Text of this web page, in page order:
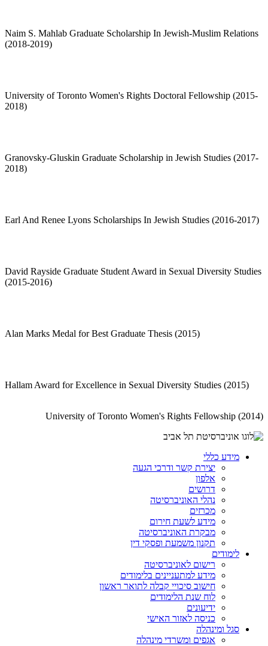
Naim S. Mahlab Graduate Scholarship In Jewish-Muslim Relations
(2018-2019)
University of Toronto Women's Rights Doctoral Fellowship (2015-
2018)
Granovsky-Gluskin Graduate Scholarship in Jewish Studies (2017-
2018)
Earl And Renee Lyons Scholarships In Jewish Studies (2016-2017)
David Rayside Graduate Student Award in Sexual Diversity Studies
(2015-2016)
Alan Marks Medal for Best Graduate Thesis (2015)
Hallam Award for Excellence in Sexual Diversity Studies (2015)
University of Toronto Women's Rights Fellowship (2014)
מידע כללי
יצירת קשר ודרכי הגעה
אלפון
דרושים
נהלי האוניברסיטה
מכרזים
מידע לשעת חירום
מבקרת האוניברסיטה
תקנון משמעת ופסקי דין
לימודים
רישום לאוניברסיטה
מידע למתעניינים בלימודים
חישוב סיכויי קבלה לתואר ראשון
לוח שנת הלימודים
ידיעונים
כניסה לאזור האישי
סגל ומינהלה
אגפים ומשרדי מינהלה